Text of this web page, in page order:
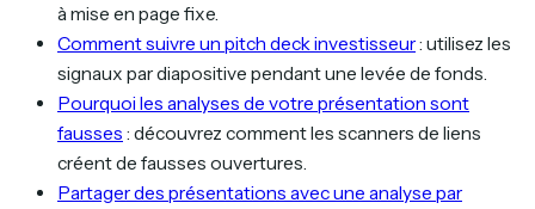
à mise en page fixe.
Comment suivre un pitch deck investisseur: utilisez les
signaux par diapositive pendant une levée de fonds.
Pourquoi les analyses de votre présentation sont
fausses : découvrez comment les scanners de liens
créent de fausses ouvertures.
Partager des présentations avec une analyse par